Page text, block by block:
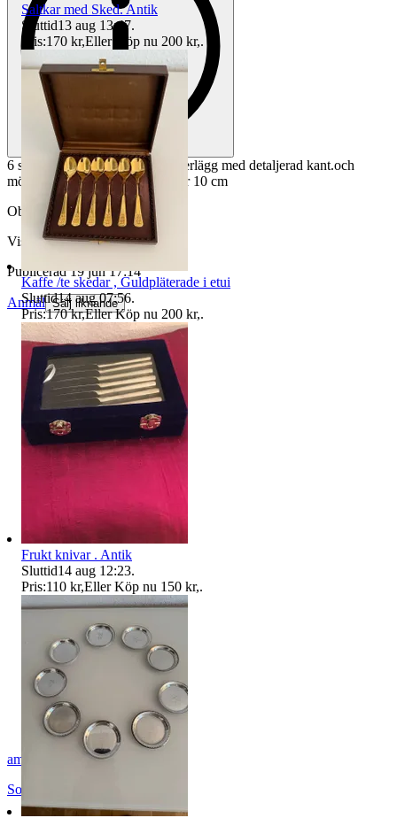
6 styckna , Dekorativa glas underlägg med detaljerad kant.och
mönster enligt bilder på diameter 10 cm
Objektnr 737 055 802
Visningar 127
Publicerad 19 jun 17:14
Anmäl Sälj liknande
amin48
Solna
Saltkar med Sked. Antik
Sluttid13 aug 13:47.
Pris:170 kr,Eller Köp nu 200 kr,.
Kaffe /te skedar , Guldpläterade i etui
Sluttid14 aug 07:56.
Pris:170 kr,Eller Köp nu 200 kr,.
Frukt knivar . Antik
Sluttid14 aug 12:23.
Pris:110 kr,Eller Köp nu 150 kr,.